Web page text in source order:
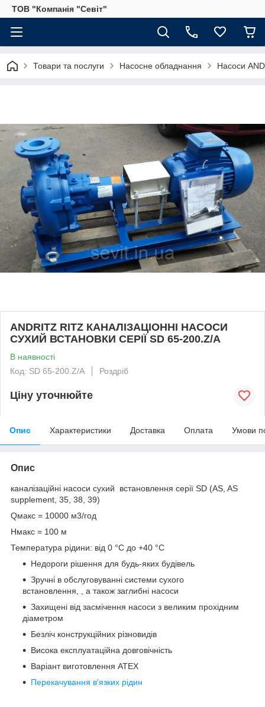
ТОВ "Компанія "Севіт"
Товари та послуги Насосне обладнання Насоси
ANDRITZ RITZ КАНАЛІЗАЦІОННІ НАСОСИ
СУХИЙ ВСТАНОВКИ СЕРІЇ SD 65-200.Z/A
В наявності
Код: SD 65-200.Z/A
Роздріб
Ціну уточнюйте
Опис Характеристики Доставка Оплата Умови
Опис
каналізаційні насоси сухий встановлення серії SD (AS, AS
supplement, 35, 38, 39)
Qмакс = 10000 м3/год
Hмакс = 100 м
Температура рідини: від 0 °C до +40 °C
Недороги рішення для будь-яких будівель
Зручні в обслуговуванні системи сухого
встановлення, , а також заглибні насоси
Захищені від засмічення насоси з великим прохідним
діаметром
Безліч конструкційних різновидів
Висока експлуатаційна довговічність
Варіант виготовлення ATEX
Перекачування в'язких рідин